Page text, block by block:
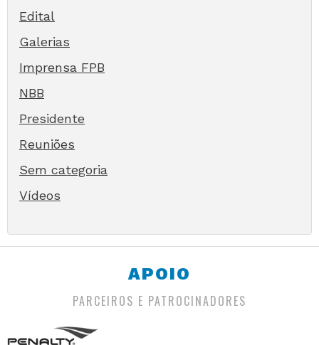
Edital
Galerias
Imprensa FPB
NBB
Presidente
Reuniões
Sem categoria
Vídeos
APOIO
PARCEIROS E PATROCINADORES